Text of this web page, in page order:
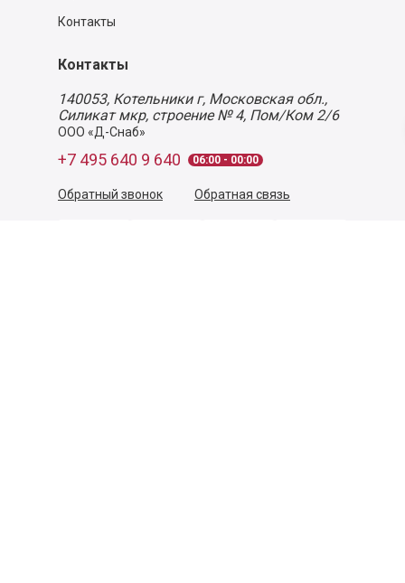
Контакты
Контакты
140053, Котельники г, Московская обл.,
Силикат мкр, строение № 4, Пом/Ком 2/6
ООО «Д-Снаб»
+7 495 640 9 640 06:00 - 00:00
Обратный звонок Обратная связь